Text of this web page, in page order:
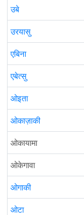
उबे
उरयासु
एबिना
एबेत्सु
ओइता
ओकाज़ाकी
ओकायामा
ओकेगावा
ओगाकी
ओटा